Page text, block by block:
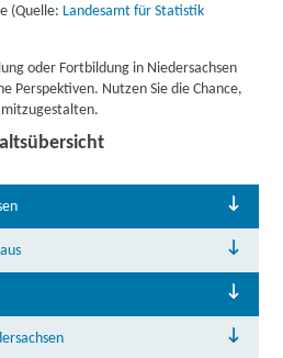
(Quelle: Landesamt für Statistik
oder Fortbildung in Niedersachsen
Perspektiven. Nutzen Sie die Chance,